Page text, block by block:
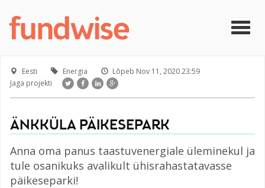
Eesti Energia Lõpeb Nov 11, 2020 23:59
Jaga projekti
ÄNKKÜLA PÄIKESEPARK
Anna oma panus taastuvenergiale üleminekul ja
tule osanikuks avalikult ühisrahastatavasse
päikeseparki!